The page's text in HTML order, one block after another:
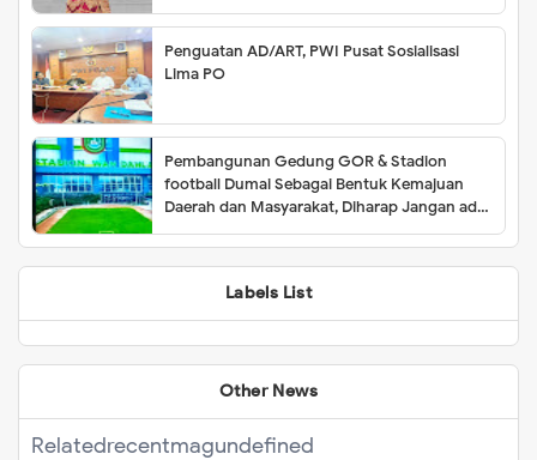
Penguatan AD/ART, PWI Pusat Sosialisasi
Lima PO
Pembangunan Gedung GOR & Stadion
football Dumai Sebagai Bentuk Kemajuan
Daerah dan Masyarakat, Diharap Jangan ada
Menghalangi Proses Kelancaran
Pembangunan
Labels List
Other News
Relatedrecentmagundefined